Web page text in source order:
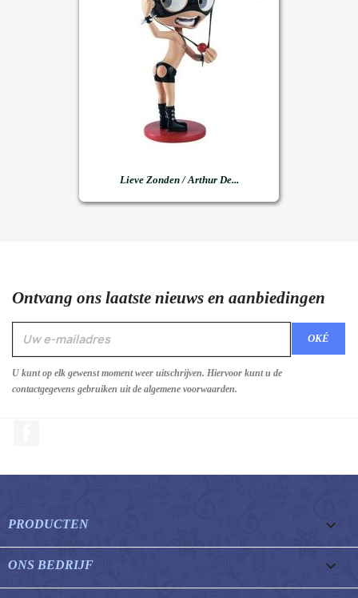
Lieve Zonden / Arthur De...
Ontvang ons laatste nieuws en aanbiedingen
U kunt op elk gewenst moment weer uitschrijven. Hiervoor kunt u de
contactgegevens gebruiken uit de algemene voorwaarden.
PRODUCTEN 
ONS BEDRIJF 